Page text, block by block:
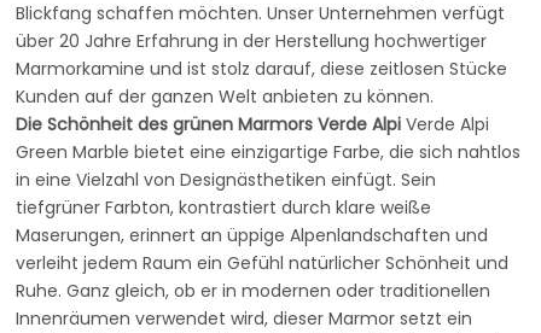
Blickfang schaffen möchten. Unser Unternehmen verfügt
über 20 Jahre Erfahrung in der Herstellung hochwertiger
Marmorkamine und ist stolz darauf, diese zeitlosen Stücke
Kunden auf der ganzen Welt anbieten zu können.
Die Schönheit des grünen Marmors Verde AlpiVerde Alpi
Green Marble bietet eine einzigartige Farbe, die sich nahtlos
in eine Vielzahl von Designästhetiken einfügt. Sein
tiefgrüner Farbton, kontrastiert durch klare weiße
Maserungen, erinnert an üppige Alpenlandschaften und
verleiht jedem Raum ein Gefühl natürlicher Schönheit und
Ruhe. Ganz gleich, ob er in modernen oder traditionellen
Innenräumen verwendet wird, dieser Marmor setzt ein